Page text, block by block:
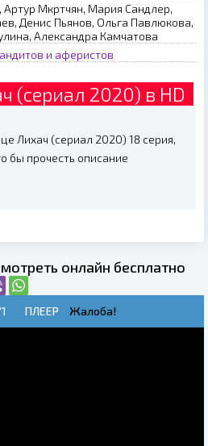
Мкртчян, Мария Сандлер,
Денис Пьянов, Ольга Павлюкова,
Александра Камчатова
и аферистов
(сериал 2020) в HD
Лихач (сериал 2020) 18 серия,
бы прочесть описание
онлайн бесплатно
ПЛЕЕР Жалоба!